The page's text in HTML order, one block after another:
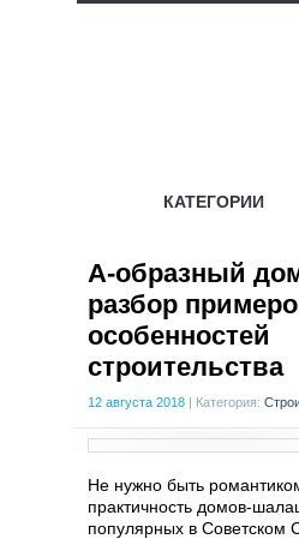
КАТЕГОРИИ
А-образный
разбор
особенностей
строительства
12 августа 2018 | Категория:
Не нужно быть
практичность домов-
популярных в Советском